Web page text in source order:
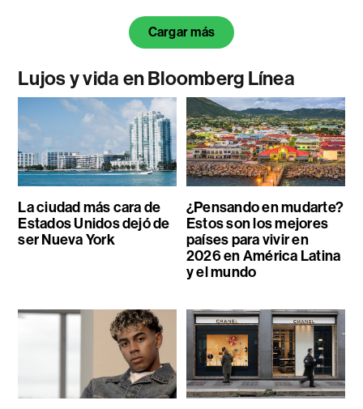
Cargar más
Lujos y vida en Bloomberg Línea
La ciudad más cara de
Estados Unidos dejó de
ser Nueva York
¿Pensando en mudarte?
Estos son los mejores
países para vivir en
2026 en América Latina
y el mundo